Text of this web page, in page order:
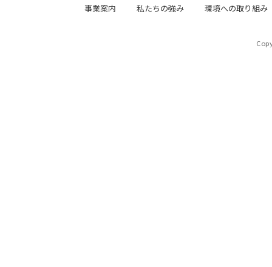
事業案内 私たちの強み 環境への取り組み